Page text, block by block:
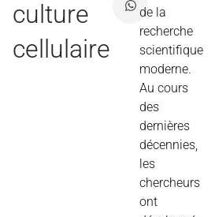
culture
cellulaire
de la
recherche
scientifique
moderne.
Aucours
des
dernières
décennies
les
chercheurs
ont